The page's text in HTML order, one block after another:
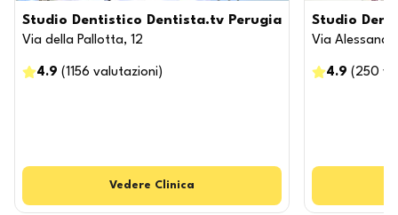
Studio Dentistico Dentista.tv Perugia
Via della Pallotta, 12
4.9 (1156 valutazioni )
Vedere Clinica
Studio
Via
4.9 ( 250